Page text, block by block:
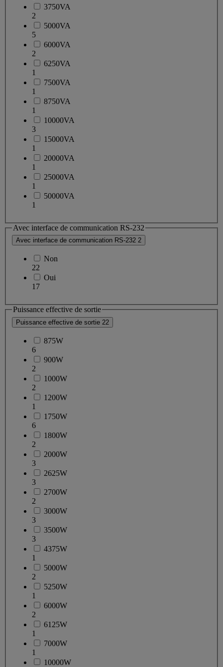
3750VA
2
5000VA
5
6000VA
2
6250VA
1
7500VA
1
8750VA
1
10000VA
3
15000VA
1
20000VA
1
25000VA
1
50000VA
1
Avec interface de communication RS-232
Avec interface de communication RS-232 2
Non
22
Oui
17
Puissance effective de sortie
Puissance effective de sortie 22
875W
6
900W
2
1000W
2
1200W
1
1750W
6
1800W
2
2000W
3
2625W
3
2700W
2
3000W
3
3500W
3
4375W
1
5000W
2
5250W
1
6000W
2
6125W
1
7000W
1
10000W